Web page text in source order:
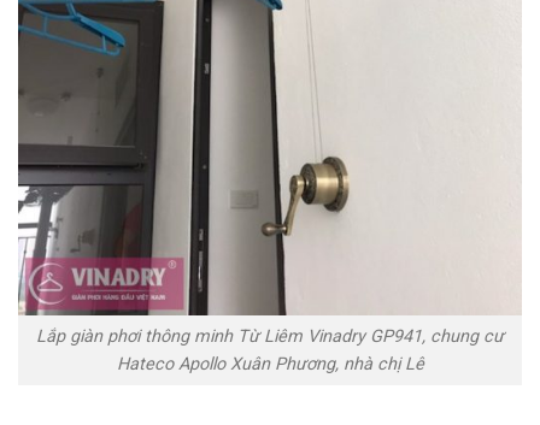
Lắp giàn phơi thông minh Từ Liêm Vinadry GP941, chung cư
Hateco Apollo Xuân Phương, nhà chị Lê